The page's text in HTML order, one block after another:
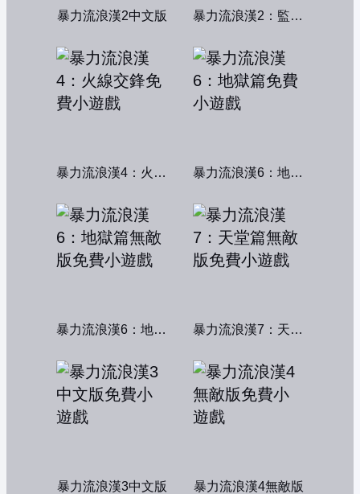
暴力流浪漢2中文版 暴力流浪漢2：監獄風雲
暴力流浪漢4：火線交鋒 暴力流浪漢6：地獄篇
暴力流浪漢6：地獄篇無敵版 暴力流浪漢7：天堂篇無敵版
暴力流浪漢3中文版 暴力流浪漢4無敵版